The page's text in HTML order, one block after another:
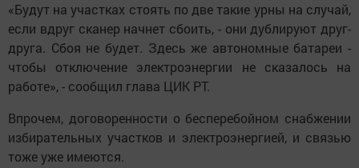
«Будут на участках стоять по две такие урны на случай,
если вдруг сканер начнет сбоить, - они дублируют друг-
друга. Сбоя не будет. Здесь же автономные батареи -
чтобы отключение электроэнергии не сказалось на
работе», - сообщил глава ЦИК РТ.
Впрочем, договоренности о бесперебойном снабжении
избирательных участков и электроэнергией, и связью
тоже уже имеются.